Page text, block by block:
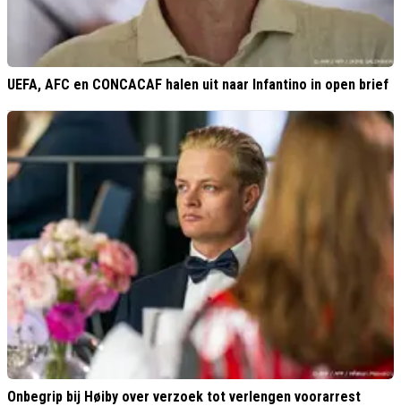
UEFA, AFC en CONCACAF halen uit naar Infantino in open brief
Onbegrip bij Høiby over verzoek tot verlengen voorarrest